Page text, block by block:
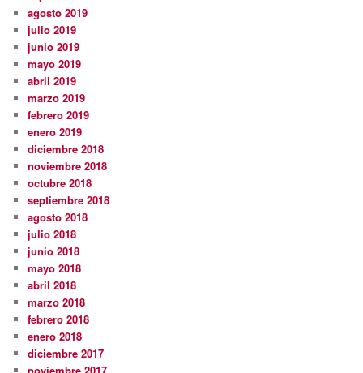
agosto 2019
julio 2019
junio 2019
mayo 2019
abril 2019
marzo 2019
febrero 2019
enero 2019
diciembre 2018
noviembre 2018
octubre 2018
septiembre 2018
agosto 2018
julio 2018
junio 2018
mayo 2018
abril 2018
marzo 2018
febrero 2018
enero 2018
diciembre 2017